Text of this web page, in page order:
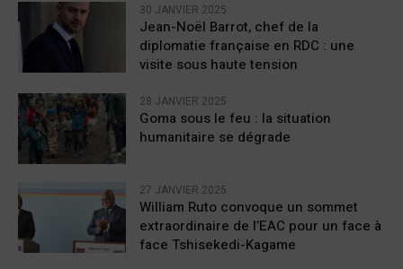
30 JANVIER 2025
Jean-Noël Barrot, chef de la
diplomatie française en RDC : une
visite sous haute tension
28 JANVIER 2025
Goma sous le feu : la situation
humanitaire se dégrade
27 JANVIER 2025
William Ruto convoque un sommet
extraordinaire de l’EAC pour un face à
face Tshisekedi-Kagame